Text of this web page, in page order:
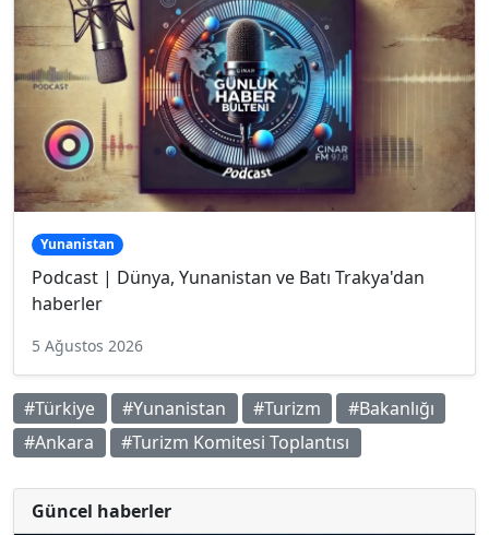
Yunanistan
Podcast | Dünya, Yunanistan ve Batı Trakya'dan
haberler
5 Ağustos 2026
#Türkiye #Yunanistan #Turizm
#Bakanlığı
#Ankara
#Turizm Komitesi Toplantısı
Güncel haberler